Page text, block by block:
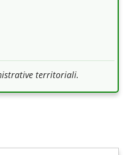
territoriali.